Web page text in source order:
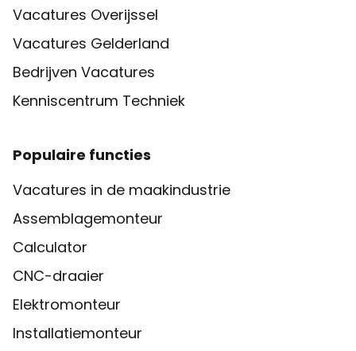
Vacatures Overijssel
Vacatures Gelderland
Bedrijven Vacatures
Kenniscentrum Techniek
Populaire functies
Vacatures in de maakindustrie
Assemblagemonteur
Calculator
CNC-draaier
Elektromonteur
Installatiemonteur